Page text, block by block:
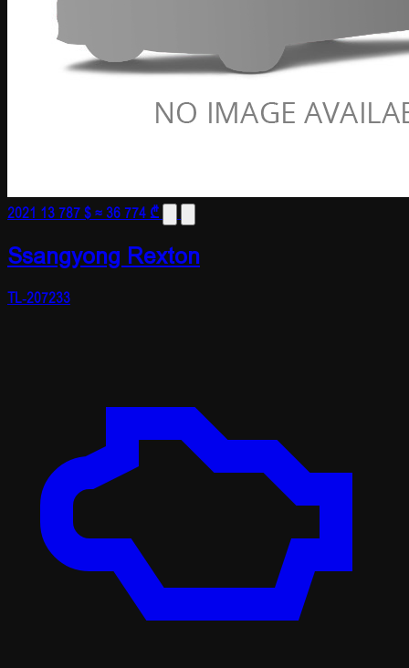
2021 13 787 $≈ 36 774 ₾
Ssangyong Rexton
TL-207233